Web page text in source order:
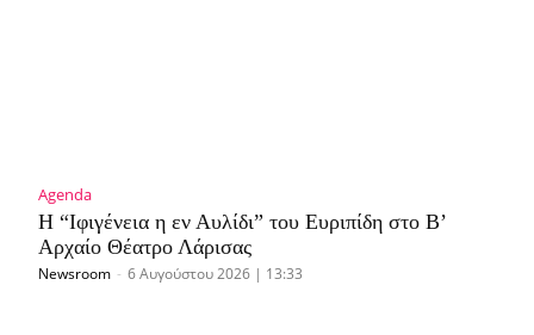
Agenda
Η “Ιφιγένεια η εν Αυλίδι” του Ευριπίδη στο Β’
Αρχαίο Θέατρο Λάρισας
Newsroom - 6 Αυγούστου 2026 | 13:33